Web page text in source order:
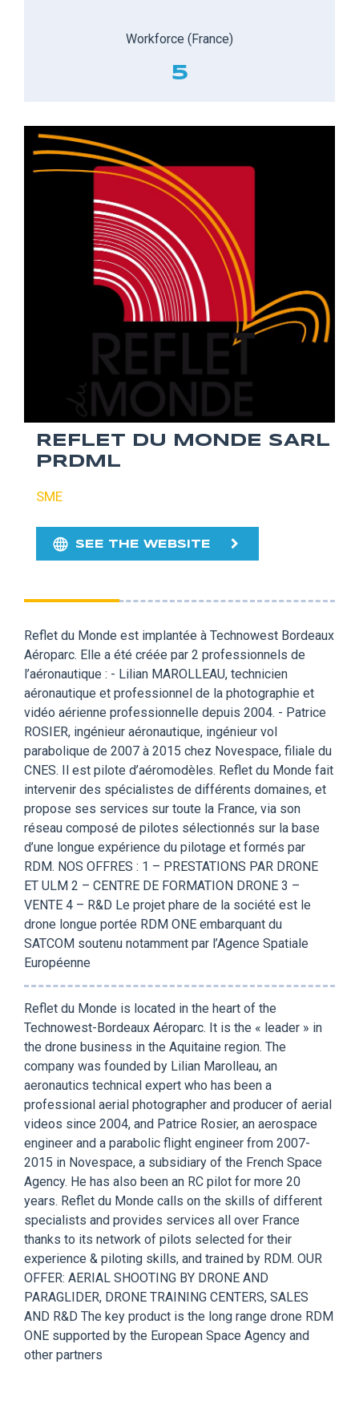
Workforce (France)
5
REFLET DU MONDE SARL
PRDML
SME
SEE THE WEBSITE
Reflet du Monde est implantée à Technowest Bordeaux
Aéroparc. Elle a été créée par 2 professionnels de
l’aéronautique : - Lilian MAROLLEAU, technicien
aéronautique et professionnel de la photographie et
vidéo aérienne professionnelle depuis 2004. - Patrice
ROSIER, ingénieur aéronautique, ingénieur vol
parabolique de 2007 à 2015 chez Novespace, filiale du
CNES. Il est pilote d’aéromodèles. Reflet du Monde fait
intervenir des spécialistes de différents domaines, et
propose ses services sur toute la France, via son
réseau composé de pilotes sélectionnés sur la base
d’une longue expérience du pilotage et formés par
RDM. NOS OFFRES : 1 – PRESTATIONS PAR DRONE
ET ULM 2 – CENTRE DE FORMATION DRONE 3 –
VENTE 4 – R&D Le projet phare de la société est le
drone longue portée RDM ONE embarquant du
SATCOM soutenu notamment par l’Agence Spatiale
Européenne
Reflet du Monde is located in the heart of the
Technowest-Bordeaux Aéroparc. It is the « leader » in
the drone business in the Aquitaine region. The
company was founded by Lilian Marolleau, an
aeronautics technical expert who has been a
professional aerial photographer and producer of aerial
videos since 2004, and Patrice Rosier, an aerospace
engineer and a parabolic flight engineer from 2007-
2015 in Novespace, a subsidiary of the French Space
Agency. He has also been an RC pilot for more 20
years. Reflet du Monde calls on the skills of different
specialists and provides services all over France
thanks to its network of pilots selected for their
experience & piloting skills, and trained by RDM. OUR
OFFER: AERIAL SHOOTING BY DRONE AND
PARAGLIDER, DRONE TRAINING CENTERS, SALES
AND R&D The key product is the long range drone RDM
ONE supported by the European Space Agency and
other partners